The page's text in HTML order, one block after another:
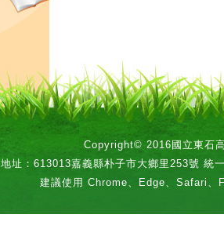
Copyright© 2016國立東石
地址：613013嘉義縣朴子市大鄉里253號 統
建議使用 Chrome、Edge、Safari